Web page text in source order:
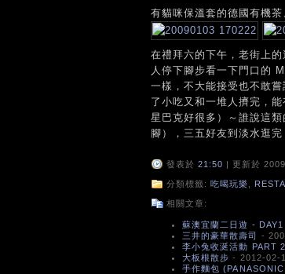
有貓咪保溫套的德國有機
在禮拜六的下午，老街上
人停下腳步看一下門口的
一樣，不大能接受也不敢
了小吃又和一堆人擠完，
星巴克好很多）～誰說這
腳），三五好友到淡水逛
發表於 21:50 | 更新於
分類標籤: 吃喝玩樂
相關文章:
蘇澳宜蘭二日遊 - DAY1
三井的豪華散壽司
-
李小兔收涎活動 PART 2
大板根散步 - 2012-02-
手作麵包